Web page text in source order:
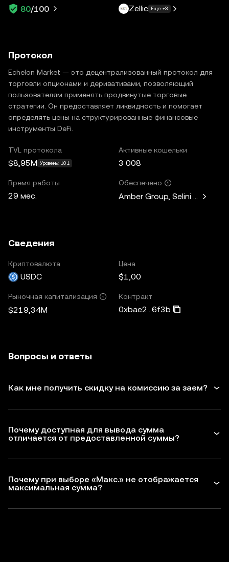
80/100 Zellic Еще +3
Протокол
Echelon Market — это децентрализованный протокол для
торговли опционами и деривативами, позволяющий
пользователям применять продвинутые торговые
стратегии. Он предоставляет ликвидность и помогает
определять цены на структурированные финансовые
инструменты DeFi.
TVL протокола
$8,95M Уровень: 101
Активные кошельки
3 008
Время работы
29 мес.
Обеспечено
Amber Group, Selini Capital,
Сведения
Криптовалюта
USDC
Цена
$1,00
Рыночная капитализация
$219,34M
Контракт
0xbae2...6f3b
Вопросы и ответы
Как мне получить скидку на комиссию за заем?
Почему доступная для вывода сумма
отличается от предоставленной суммы?
Почему при выборе «Макс.» не отображается
максимальная сумма?